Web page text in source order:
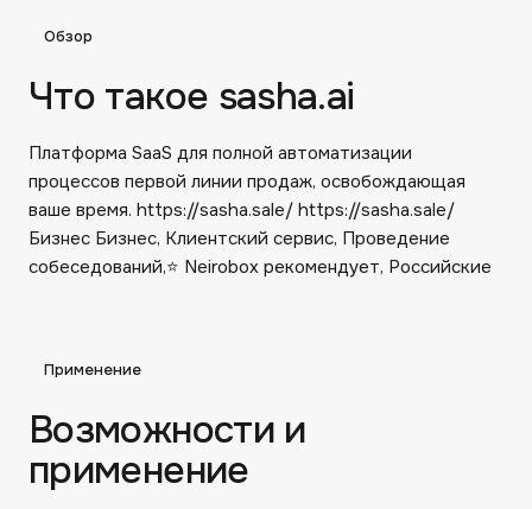
Обзор
Что такое sasha.ai
Платформа SaaS для полной автоматизации
процессов первой линии продаж, освобождающая
ваше время. https://sasha.sale/ https://sasha.sale/
Бизнес Бизнес, Клиентский сервис, Проведение
собеседований,⭐️ Neirobox рекомендует, Российские
Применение
Возможности и
применение